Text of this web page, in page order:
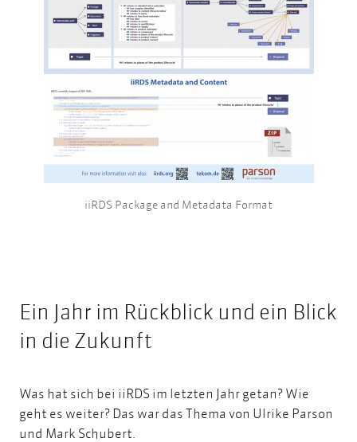
iiRDS Package and Metadata Format
Ein Jahr im Rückblick und ein Blick
in die Zukunft
Was hat sich bei iiRDS im letzten Jahr getan? Wie
geht es weiter? Das war das Thema von Ulrike Parson
und Mark Schubert.